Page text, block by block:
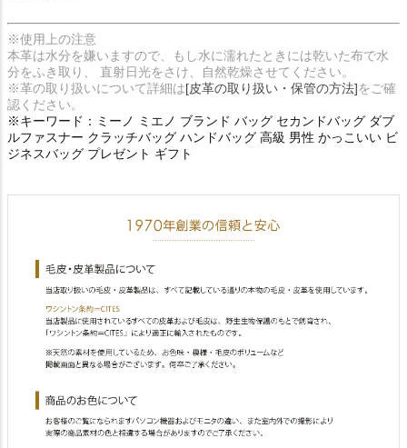
※使用上の注意
本革は水分を嫌いますので、もし水に濡れたときには乾いた布で水
分をふき取り、 直射日光をさけ、自然乾燥させてください。
※革の取り扱いについて詳細は[皮革の取り扱い・保管の方法]をご確
認ください。
※キーワード：ミーノ ミエノ ブランド バッグ セカンドバッグ ダブ
ルファスナー クラッチバッグ ハンドバッグ 高級 男性 かっこいい ビ
ジネスバッグ プレゼント ギフト